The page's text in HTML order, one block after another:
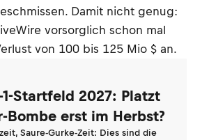
Damit nicht genug:
vorsorglich schon mal
von 100 bis 125 Mio $ an.
1-Startfeld 2027: Platzt
Bombe erst im Herbst?
Saure-Gurke-Zeit: Dies sind die